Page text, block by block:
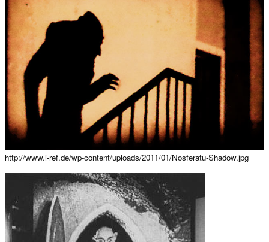
http://www.i-ref.de/wp-content/uploads/2011/01/Nosferatu-Shadow.jpg